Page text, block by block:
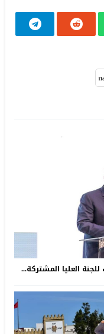
العليا المشتركة...